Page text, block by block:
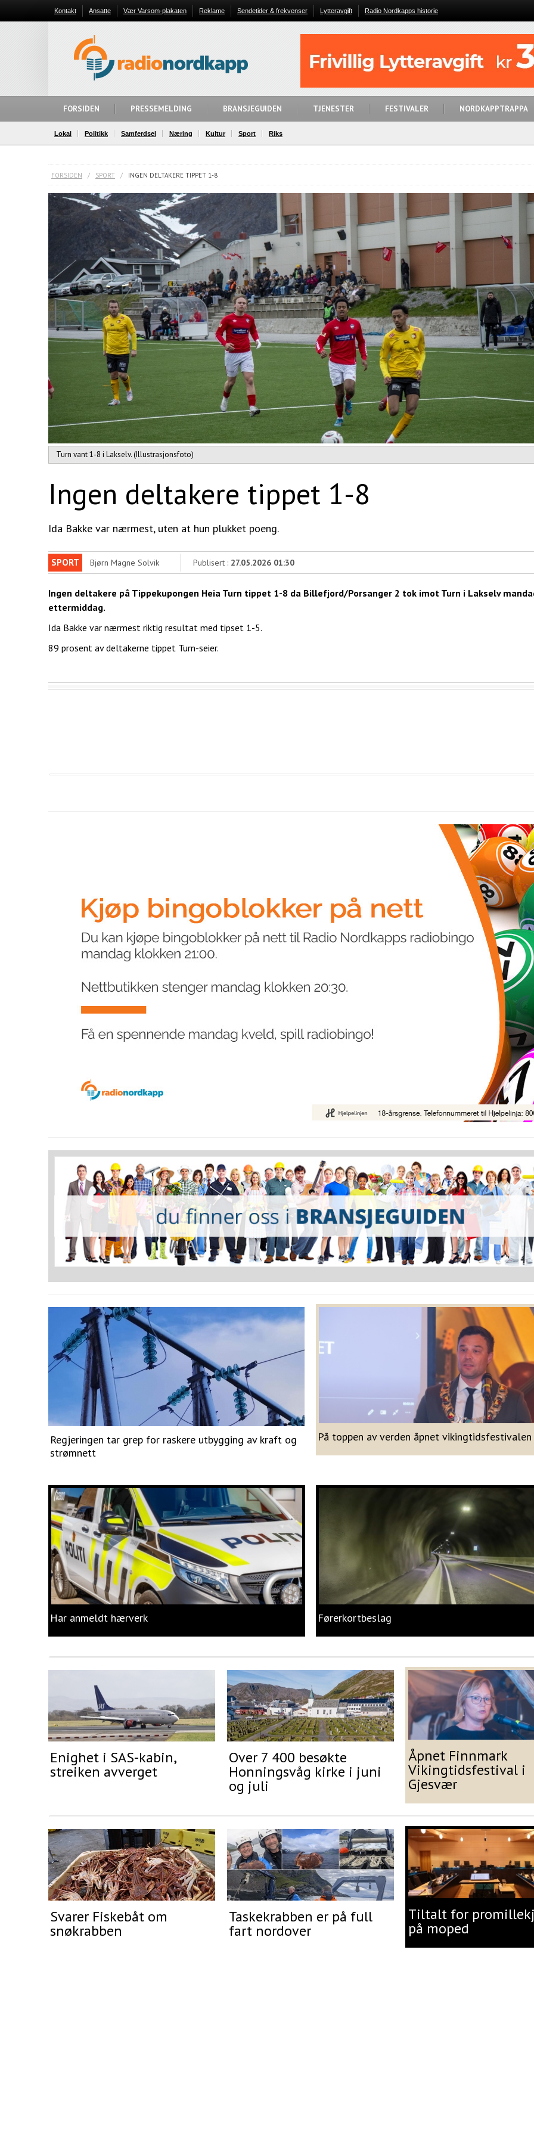
Kontakt Ansatte Vær Varsom-plakaten Reklame Sendetider & frekvenser Lytteravgift Radio Nordkapps historie
FORSIDEN PRESSEMELDING BRANSJEGUIDEN TJENESTER FESTIVALER NORDKAPPTRAPPA
Lokal Politikk Samferdsel Næring Kultur Sport Riks
FORSIDEN / SPORT / INGEN DELTAKERE TIPPET 1-8
Turn vant 1-8 i Lakselv. (Illustrasjonsfoto)
Ingen deltakere tippet 1-8
Ida Bakke var nærmest, uten at hun plukket poeng.
SPORT Bjørn Magne Solvik Publisert : 27.05.2026 01:30
Ingen deltakere på Tippekupongen Heia Turn tippet 1-8 da Billefjord/Porsanger 2 tok imot Turn i Lakselv
ettermiddag.
Ida Bakke var nærmest riktig resultat med tipset 1-5.
89 prosent av deltakerne tippet Turn-seier.
Regjeringen tar grep for raskere utbygging av kraft og
strømnett
På toppen av verden åpnet vikingtidsfestivalen
Har anmeldt hærverk Førerkortbeslag
Enighet i SAS-kabin,
streiken avverget
Over 7 400 besøkte
Honningsvåg kirke i juni
og juli
Åpnet Finnmark
Vikingtidsfestival i
Gjesvær
Svarer Fiskebåt om
snøkrabben
Taskekrabben er på full
fart nordover
Tiltalt for
på moped